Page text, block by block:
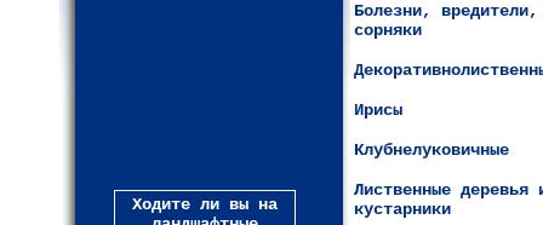
Ходите ли вы на
Болезни, вредители,
сорняки
Ирисы
Клубнелуковичные
Лиственные деревья
кустарники